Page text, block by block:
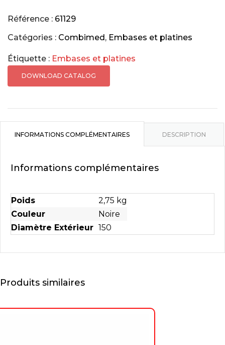
Embasse
semelle
peint
noir
Référence : 61129
Catégories : Combimed, Embases et platines
Étiquette : Embases et platines
DOWNLOAD CATALOG
INFORMATIONS COMPLÉMENTAIRES DESCRIPTION
Informations complémentaires
Poids
2,75 kg
Couleur
Noire
Diamètre Extérieur 150
Produits similaires